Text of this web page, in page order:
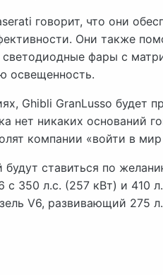
говорит, что они
Они также
фары с
освещенность.
Ghibli GranLusso будет
нет никаких оснований
компании «войти в
будут ставиться по
350 л.с. (257 кВт) и 410
V6, развивающий 275